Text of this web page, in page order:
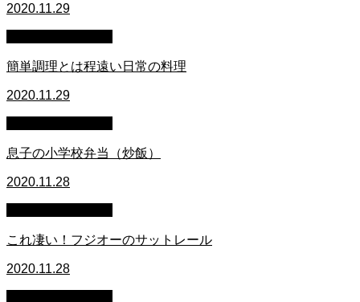
2020.11.29
簡単調理とは程遠い日常の料理
2020.11.29
息子の小学校弁当（炒飯）
2020.11.28
これ凄い！フジオーのサットレール
2020.11.28